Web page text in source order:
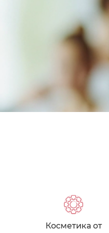
Косметика от